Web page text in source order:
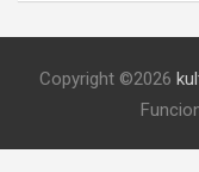
Copyright ©2026